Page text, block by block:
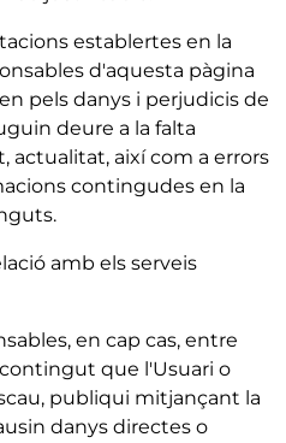
establertes en la
d'aquesta pàgina
pels danys i perjudicis de
deure a la falta
actualitat, així com a errors
contingudes en la
amb els serveis
en cap cas, entre
contingut que l'Usuari o
publiqui mitjançant la
danys directes o